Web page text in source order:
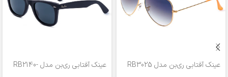
عینک آفتابی ری‌بن مدل RB3025
عینک آفتابی ری‌بن مدل RB2140-